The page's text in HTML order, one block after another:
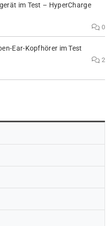
im Test – HyperCharge
0
Ear-Kopfhörer im Test
2